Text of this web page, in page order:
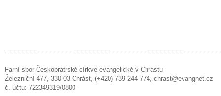
Farní sbor Českobratrské církve evangelické v Chrástu
Železniční 477, 330 03 Chrást, (+420) 739 244 774, chrast@evangnet.cz
č. účtu: 722349319/0800